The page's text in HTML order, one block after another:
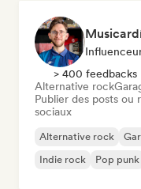
> 400 feedbacks
Alternative rock
Publier des posts ou
sociaux
Alternative rock
Indie rock
Pop punk